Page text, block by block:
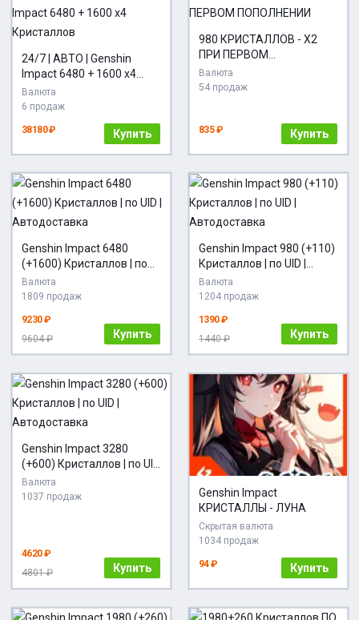
24/7 | АВТО | Genshin
Impact 6480 + 1600 x4
Кристаллов
Валюта
6 продаж
38180 ₽ Купить
980 КРИСТАЛЛОВ - Х2
ПРИ ПЕРВОМ
ПОПОЛНЕНИИ
Валюта
54 продаж
835 ₽ Купить
Genshin Impact 6480
(+1600) Кристаллов | по
UID | Автодоставка
Валюта
1809 продаж
9230 ₽
9604 ₽
Купить
Genshin Impact 980 (+110)
Кристаллов | по UID |
Автодоставка
Валюта
1204 продаж
1390 ₽
1440 ₽
Купить
Genshin Impact 3280
(+600) Кристаллов | по UID
| Автодоставка
Валюта
1037 продаж
4620 ₽
4801 ₽
Купить
Genshin Impact
КРИСТАЛЛЫ - ЛУНА
Скрытая валюта
1034 продаж
94 ₽ Купить